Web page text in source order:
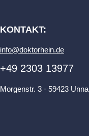
KONTAKT:
Morgenstr. 3 · 59423 Unna
+49 2303 13977
info@doktorhein.de